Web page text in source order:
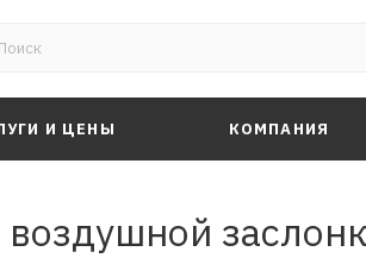
И ЦЕНЫ КОМПАНИЯ